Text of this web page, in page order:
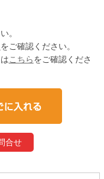
。
をご確認ください。
こちら をご確認くださ